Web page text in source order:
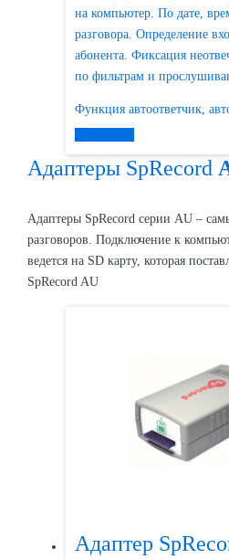
на компьютер. По дате,
разговора. Определение
абонента. Фиксация
по фильтрам и
Функция автоответчик,
Адаптеры SpRecord
Адаптеры SpRecord серии AU –
разговоров. Подключение к
ведется на SD карту, которая
SpRecord AU
Адаптер